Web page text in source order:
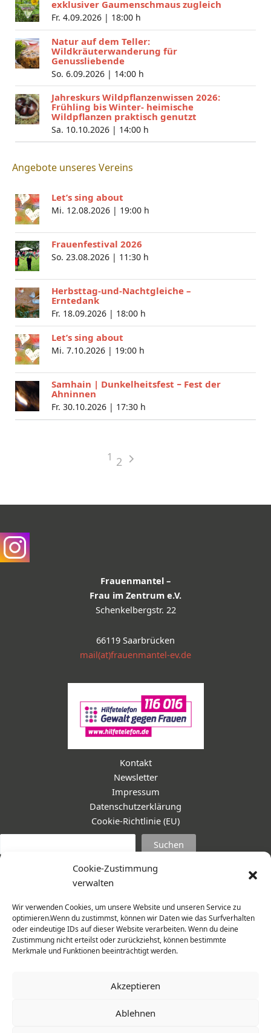
Cookie-Zustimmung
verwalten
Wir verwenden Cookies, um unsere Website und unseren Service zu
optimieren.Wenn du zustimmst, können wir Daten wie das Surfverhalten
oder eindeutige IDs auf dieser Website verarbeiten. Wenn du deine
Zustimmung nicht erteilst oder zurückziehst, können bestimmte
Merkmale und Funktionen beeinträchtigt werden.
Akzeptieren
Ablehnen
exklusiver Gaumenschmaus zugleich
Fr. 4.09.2026 | 18:00 h
Natur auf dem Teller:
Wildkräuterwanderung für
Genussliebende
So. 6.09.2026 | 14:00 h
Jahreskurs Wildpflanzenwissen 2026:
Frühling bis Winter- heimische
Wildpflanzen praktisch genutzt
Sa. 10.10.2026 | 14:00 h
Angebote unseres Vereins
Let’s sing about
Mi. 12.08.2026 | 19:00 h
Frauenfestival 2026
So. 23.08.2026 | 11:30 h
Herbsttag-und-Nachtgleiche –
Erntedank
Fr. 18.09.2026 | 18:00 h
Let’s sing about
Mi. 7.10.2026 | 19:00 h
Samhain | Dunkelheitsfest − Fest der
Ahninnen
Fr. 30.10.2026 | 17:30 h
1 2
Frauenmantel –
Frau im Zentrum e.V.
Schenkelbergstr. 22
66119 Saarbrücken
mail(at)frauenmantel-ev.de
Kontakt
Newsletter
Impressum
Datenschutzerklärung
Cookie-Richtlinie (EU)
Suchen